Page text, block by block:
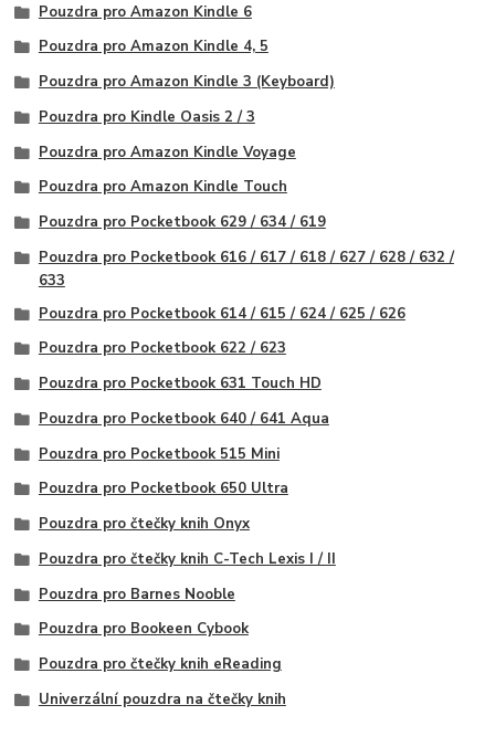
Pouzdra pro Amazon Kindle 6
Pouzdra pro Amazon Kindle 4, 5
Pouzdra pro Amazon Kindle 3 (Keyboard)
Pouzdra pro Kindle Oasis 2 / 3
Pouzdra pro Amazon Kindle Voyage
Pouzdra pro Amazon Kindle Touch
Pouzdra pro Pocketbook 629 / 634 / 619
Pouzdra pro Pocketbook 616 / 617 / 618 / 627 / 628 / 632 /
633
Pouzdra pro Pocketbook 614 / 615 / 624 / 625 / 626
Pouzdra pro Pocketbook 622 / 623
Pouzdra pro Pocketbook 631 Touch HD
Pouzdra pro Pocketbook 640 / 641 Aqua
Pouzdra pro Pocketbook 515 Mini
Pouzdra pro Pocketbook 650 Ultra
Pouzdra pro čtečky knih Onyx
Pouzdra pro čtečky knih C-Tech Lexis I / II
Pouzdra pro Barnes Nooble
Pouzdra pro Bookeen Cybook
Pouzdra pro čtečky knih eReading
Univerzální pouzdra na čtečky knih